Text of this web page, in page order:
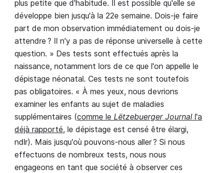
plus petite que d'habitude. Il est possible qu'elle se
développe bien jusqu'à la 22e semaine. Dois-je faire
part de mon observation immédiatement ou dois-je
attendre ? Il n'y a pas de réponse universelle à cette
question. » Des tests sont effectués après la
naissance, notamment lors de ce que l'on appelle le
dépistage néonatal. Ces tests ne sont toutefois
pas obligatoires. « À mes yeux, nous devrions
examiner les enfants au sujet de maladies
supplémentaires (comme le Lëtzebuerger Journal l'a
déjà rapporté, le dépistage est censé être élargi,
ndlr). Mais jusqu'où pouvons-nous aller ? Si nous
effectuons de nombreux tests, nous nous
engageons en tant que société à observer ces